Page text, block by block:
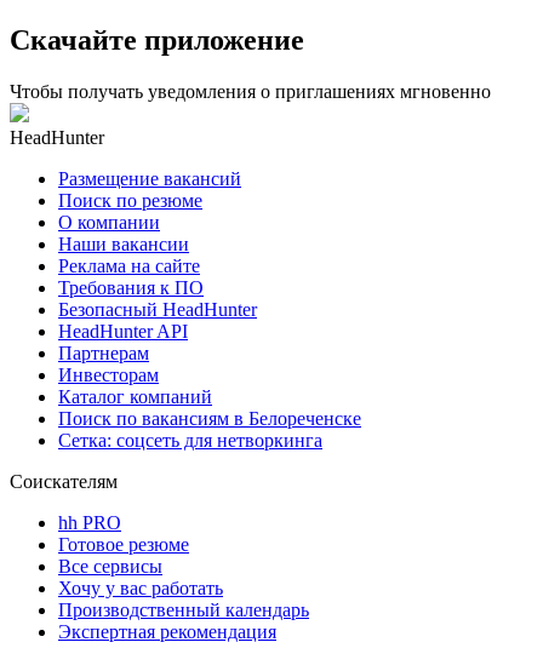
Скачайте приложение
Чтобы получать уведомления о приглашениях мгновенно
HeadHunter
Размещение вакансий
Поиск по резюме
О компании
Наши вакансии
Реклама на сайте
Требования к ПО
Безопасный HeadHunter
HeadHunter API
Партнерам
Инвесторам
Каталог компаний
Поиск по вакансиям в Белореченске
Сетка: соцсеть для нетворкинга
Соискателям
hh PRO
Готовое резюме
Все сервисы
Хочу у вас работать
Производственный календарь
Экспертная рекомендация